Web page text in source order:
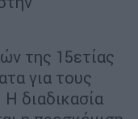
της 15ετίας
για τους
Η διαδικασία